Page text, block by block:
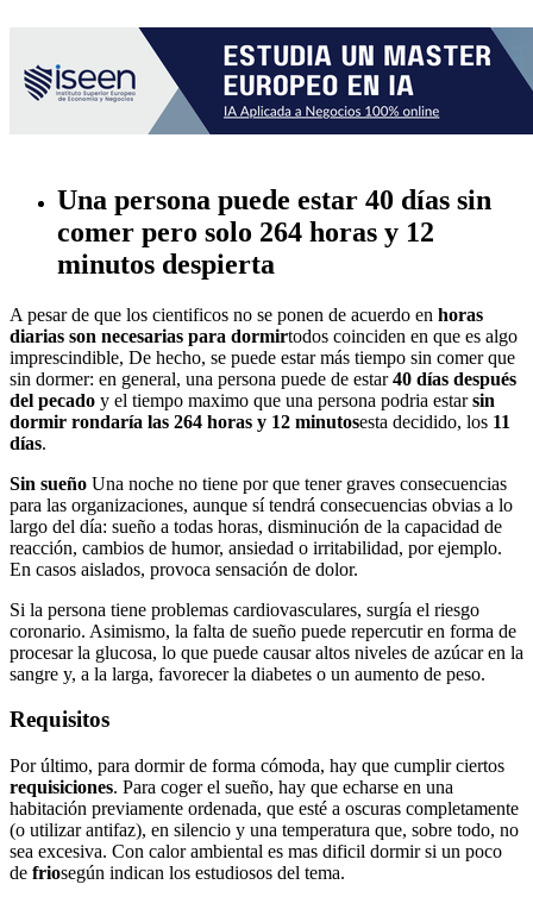
Una persona puede estar 40 días sin
comer pero solo 264 horas y 12
minutos despierta
A pesar de que los cientificos no se ponen de acuerdo en horas
diarias son necesarias para dormirtodos coinciden en que es algo
imprescindible, De hecho, se puede estar más tiempo sin comer que
sin dormer: en general, una persona puede de estar40 días después
del pecado y el tiempo maximo que una persona podria estarsin
dormir rondaría las 264 horas y 12 minutosesta decidido, los 11
días.
Sin sueño Una noche no tiene por que tener graves consecuencias
para las organizaciones, aunque sí tendrá consecuencias obvias a lo
largo del día: sueño a todas horas, disminución de la capacidad de
reacción, cambios de humor, ansiedad o irritabilidad, por ejemplo.
En casos aislados, provoca sensación de dolor.
Si la persona tiene problemas cardiovasculares, surgía el riesgo
coronario. Asimismo, la falta de sueño puede repercutir en forma de
procesar la glucosa, lo que puede causar altos niveles de azúcar en la
sangre y, a la larga, favorecer la diabetes o un aumento de peso.
Requisitos
Por último, para dormir de forma cómoda, hay que cumplir ciertos
requisiciones. Para coger el sueño, hay que echarse en una
habitación previamente ordenada, que esté a oscuras completamente
(o utilizar antifaz), en silencio y una temperatura que, sobre todo, no
sea excesiva. Con calor ambiental es mas dificil dormir si un poco
de friosegún indican los estudiosos del tema.